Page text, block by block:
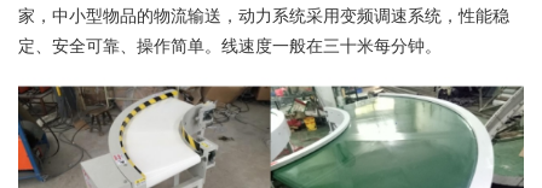
家，中小型物品的物流输送，动力系统采用变频调速系统，性能稳
定、安全可靠、操作简单。线速度一般在三十米每分钟。